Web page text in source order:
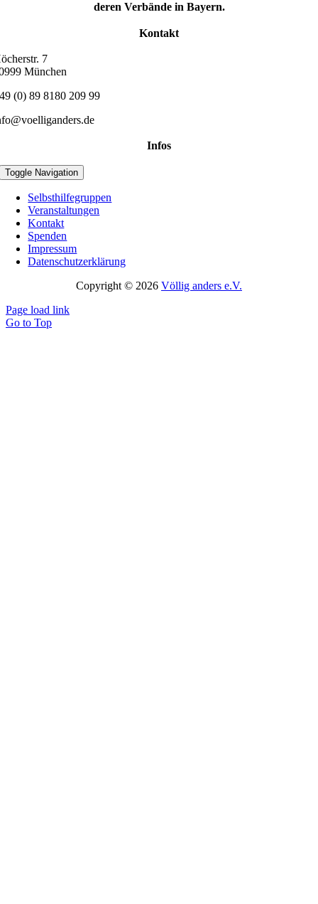
deren Verbände in Bayern.
Kontakt
7
München
(0) 89 8180 209 99
Infos
Toggle Navigation
Selbsthilfegruppen
Veranstaltungen
Kontakt
Spenden
Impressum
Datenschutzerklärung
Copyright © 2026 Völlig anders e.V.
Page load link
Go to Top